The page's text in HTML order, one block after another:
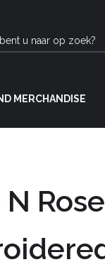
MERCHANDISE